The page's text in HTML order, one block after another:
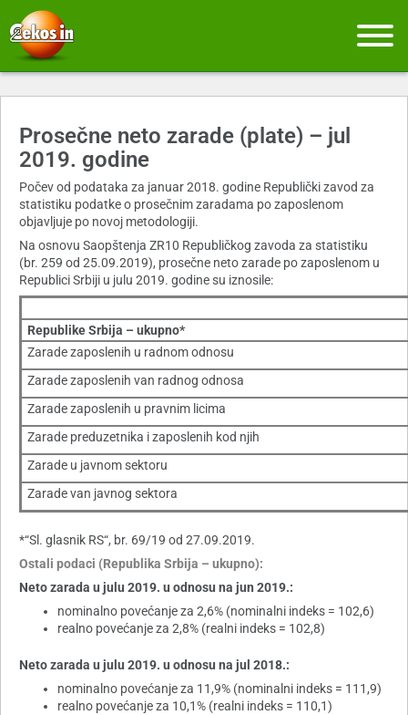
Prosečne neto zarade (plate) – jul
2019. godine
Počev od podataka za januar 2018. godine Republički zavod za
statistiku podatke o prosečnim zaradama po zaposlenom
objavljuje po novoj metodologiji.
Na osnovu Saopštenja ZR10 Republičkog zavoda za statistiku
(br. 259 od 25.09.2019), prosečne neto zarade po zaposlenom u
Republici Srbiji u julu 2019. godine su iznosile:
Republike Srbija – ukupno*
Zarade zaposlenih u radnom odnosu
Zarade zaposlenih van radnog odnosa
Zarade zaposlenih u pravnim licima
Zarade preduzetnika i zaposlenih kod njih
Zarade u javnom sektoru
Zarade van javnog sektora
*“Sl. glasnik RS“, br. 69/19 od 27.09.2019.
Ostali podaci (Republika Srbija – ukupno):
Neto zarada u julu 2019. u odnosu na jun 2019.:
nominalno povećanje za 2,6% (nominalni indeks = 102,6)
realno povećanje za 2,8% (realni indeks = 102,8)
Neto zarada u julu 2019. u odnosu na jul 2018.:
nominalno povećanje za 11,9% (nominalni indeks = 111,9)
realno povećanje za 10,1% (realni indeks = 110,1)